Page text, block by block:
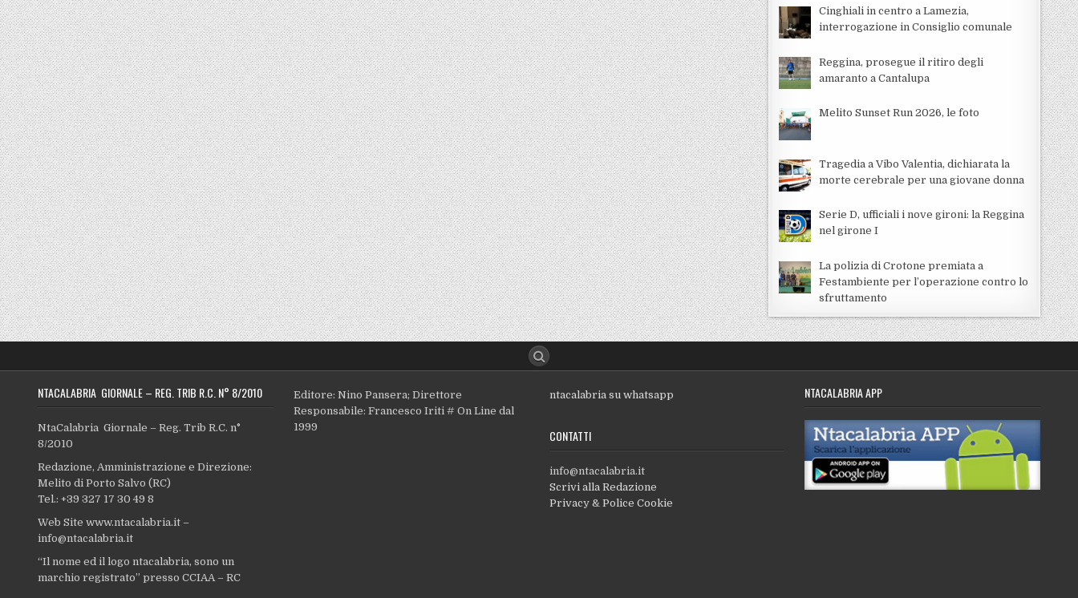
Cinghiali in centro a Lamezia,
interrogazione in Consiglio comunale
Reggina, prosegue il ritiro degli
amaranto a Cantalupa
Melito Sunset Run 2026, le foto
Tragedia a Vibo Valentia, dichiarata la
morte cerebrale per una giovane donna
Serie D, ufficiali i nove gironi: la Reggina
nel girone I
La polizia di Crotone premiata a
Festambiente per l’operazione contro lo
sfruttamento
NTACALABRIA GIORNALE – REG. TRIB R.C. N° 8/2010
NtaCalabria Giornale – Reg. Trib R.C. n°
8/2010
Redazione, Amministrazione e Direzione:
Melito di Porto Salvo (RC)
Tel.: +39 327 17 30 49 8
Web Site www.ntacalabria.it –
info@ntacalabria.it
“Il nome ed il logo ntacalabria, sono un
marchio registrato” presso CCIAA – RC
Editore: Nino Pansera; Direttore
Responsabile: Francesco Iriti # On Line dal
1999
ntacalabria su whatsapp
CONTATTI
info@ntacalabria.it
Scrivi alla Redazione
Privacy & Police Cookie
NTACALABRIA APP